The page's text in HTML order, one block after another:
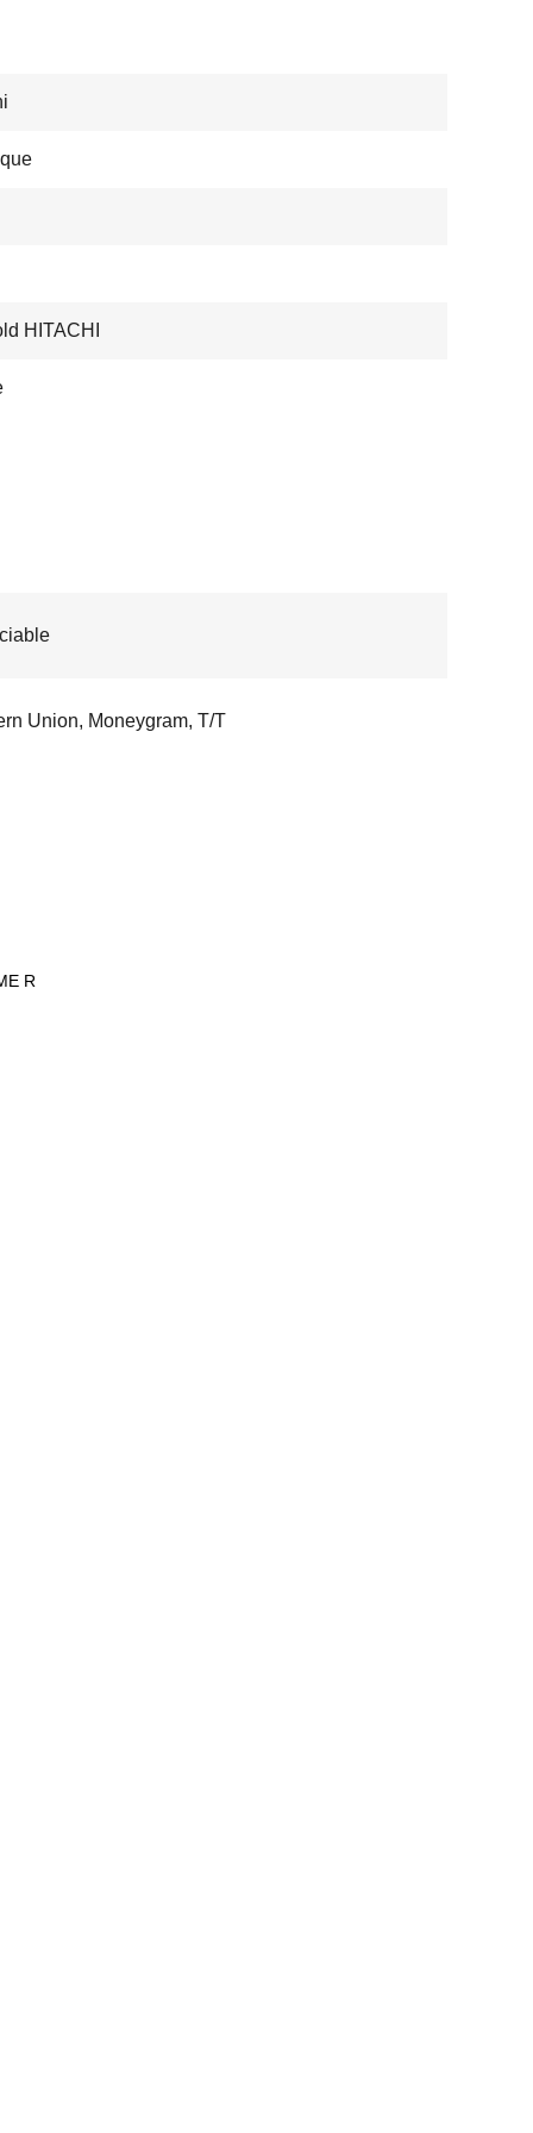
HITACHI
Union, Moneygram, T/T
R